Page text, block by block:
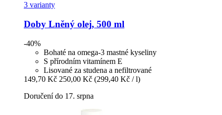
3 varianty
Doby Lněný olej, 500 ml
-40%
Bohaté na omega-3 mastné kyseliny
S přírodním vitamínem E
Lisované za studena a nefiltrované
149,70 Kč 250,00 Kč (299,40 Kč / l)
Doručení do 17. srpna